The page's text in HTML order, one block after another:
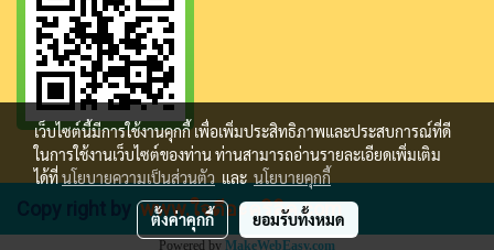
Copy right bywww.ใจดีอะคริลิค.com
Powered by MakeWebEasy.com
เว็บไซต์นี้มีการใช้งานคุกกี้ เพื่อเพิ่มประสิทธิภาพและประสบการณ์ที่ดี
ในการใช้งานเว็บไซต์ของท่าน ท่านสามารถอ่านรายละเอียดเพิ่มเติม
ได้ที่นโยบายความเป็นส่วนตัว และ นโยบายคุกกี้
ตั้งค่าคุกกี้ ยอมรับทั้งหมด